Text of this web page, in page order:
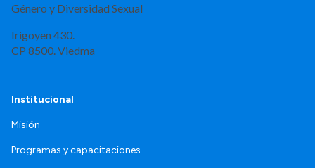
Género y Diversidad Sexual
Irigoyen 430.
CP 8500. Viedma
Institucional
Misión
Programas y capacitaciones